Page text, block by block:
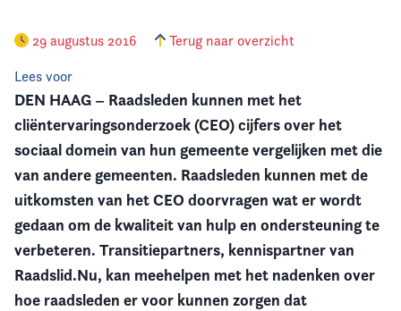
Vereniging
29 augustus 2016 Terug naar overzicht
Lees voor
DEN HAAG – Raadsleden kunnen met het
cliëntervaringsonderzoek (CEO) cijfers over het
sociaal domein van hun gemeente vergelijken met die
van andere gemeenten. Raadsleden kunnen met de
uitkomsten van het CEO doorvragen wat er wordt
gedaan om de kwaliteit van hulp en ondersteuning te
verbeteren. Transitiepartners, kennispartner van
Raadslid.Nu, kan meehelpen met het nadenken over
hoe raadsleden er voor kunnen zorgen dat